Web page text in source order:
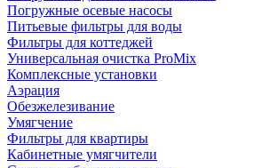
Погружные осевые насосы
Питьевые фильтры для воды
Фильтры для коттеджей
Универсальная очистка ProMix
Комплексные установки
Аэрация
Обезжелезивание
Умягчение
Фильтры для квартиры
Кабинетные умягчители